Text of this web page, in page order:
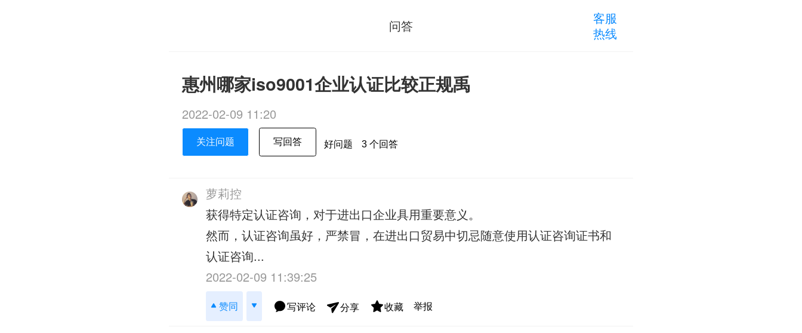
问答
客服
热线
惠州哪家iso9001企业认证比较正规禹
2022-02-09 11:20
关注问题 写回答 好问题 3 个回答
萝莉控
获得特定认证咨询，对于进出口企业具用重要意义。
然而，认证咨询虽好，严禁冒，在进出口贸易中切忌随意使用认证咨询证书和
认证咨询...
2022-02-09 11:39:25
赞同 写评论 分享 收藏 举报